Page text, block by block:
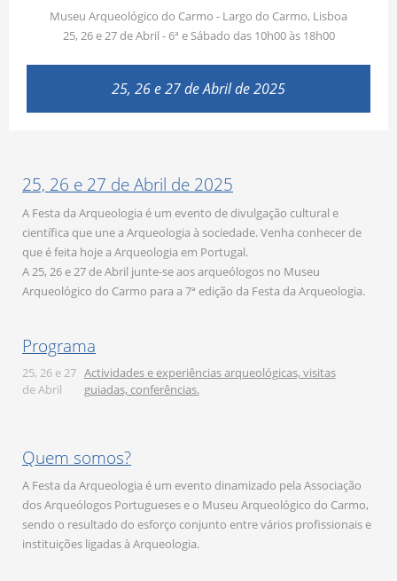
Museu Arqueológico do Carmo - Largo do Carmo, Lisboa
25, 26 e 27 de Abril - 6ª e Sábado das 10h00 às 18h00
25, 26 e 27 de Abril de 2025
25, 26 e 27 de Abril de 2025
A Festa da Arqueologia é um evento de divulgação cultural e
científica que une a Arqueologia à sociedade. Venha conhecer de
que é feita hoje a Arqueologia em Portugal.
A 25, 26 e 27 de Abril junte-se aos arqueólogos no Museu
Arqueológico do Carmo para a 7ª edição da Festa da Arqueologia.
Programa
25, 26 e 27
de Abril
Actividades e experiências arqueológicas, visitas
guiadas, conferências.
Quem somos?
A Festa da Arqueologia é um evento dinamizado pela Associação
dos Arqueólogos Portugueses e o Museu Arqueológico do Carmo,
sendo o resultado do esforço conjunto entre vários profissionais e
instituições ligadas à Arqueologia.